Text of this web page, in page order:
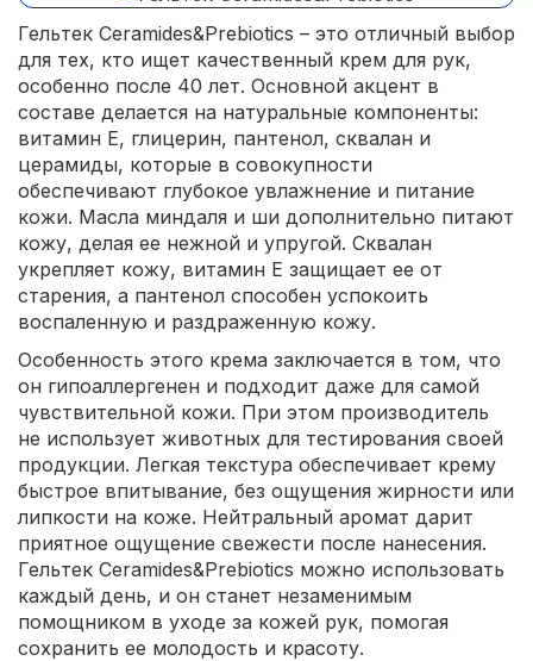
Гельтек Ceramides&Prebiotics – это отличный выбор
для тех, кто ищет качественный крем для рук,
особенно после 40 лет. Основной акцент в
составе делается на натуральные компоненты:
витамин E, глицерин, пантенол, сквалан и
церамиды, которые в совокупности
обеспечивают глубокое увлажнение и питание
кожи. Масла миндаля и ши дополнительно питают
кожу, делая ее нежной и упругой. Сквалан
укрепляет кожу, витамин E защищает ее от
старения, а пантенол способен успокоить
воспаленную и раздраженную кожу.
Особенность этого крема заключается в том, что
он гипоаллергенен и подходит даже для самой
чувствительной кожи. При этом производитель
не использует животных для тестирования своей
продукции. Легкая текстура обеспечивает крему
быстрое впитывание, без ощущения жирности или
липкости на коже. Нейтральный аромат дарит
приятное ощущение свежести после нанесения.
Гельтек Ceramides&Prebiotics можно использовать
каждый день, и он станет незаменимым
помощником в уходе за кожей рук, помогая
сохранить ее молодость и красоту.